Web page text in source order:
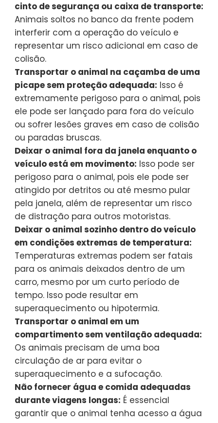
cinto de segurança ou caixa de transporte:
Animais soltos no banco da frente podem
interferir com a operação do veículo e
representar um risco adicional em caso de
colisão.
Transportar o animal na caçamba de uma
picape sem proteção adequada: Isso é
extremamente perigoso para o animal, pois
ele pode ser lançado para fora do veículo
ou sofrer lesões graves em caso de colisão
ou paradas bruscas.
Deixar o animal fora da janela enquanto o
veículo está em movimento: Isso pode ser
perigoso para o animal, pois ele pode ser
atingido por detritos ou até mesmo pular
pela janela, além de representar um risco
de distração para outros motoristas.
Deixar o animal sozinho dentro do veículo
em condições extremas de temperatura:
Temperaturas extremas podem ser fatais
para os animais deixados dentro de um
carro, mesmo por um curto período de
tempo. Isso pode resultar em
superaquecimento ou hipotermia.
Transportar o animal em um
compartimento sem ventilação adequada:
Os animais precisam de uma boa
circulação de ar para evitar o
superaquecimento e a sufocação.
Não fornecer água e comida adequadas
durante viagens longas: É essencial
garantir que o animal tenha acesso a água